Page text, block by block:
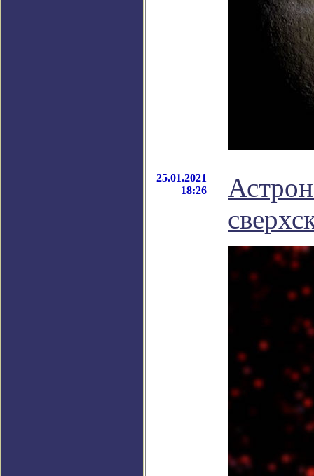
25.01.2021
18:26